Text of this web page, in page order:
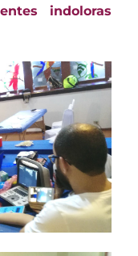
indoloras